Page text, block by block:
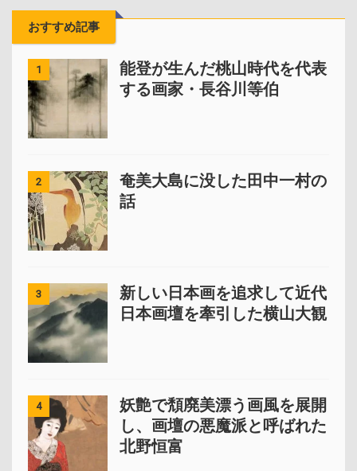
おすすめ記事
1
能登が生んだ桃山時代を代表
する画家・長谷川等伯
2
奄美大島に没した田中一村の
話
3
新しい日本画を追求して近代
日本画壇を牽引した横山大観
4
妖艶で頽廃美漂う画風を展開
し、画壇の悪魔派と呼ばれた
北野恒富